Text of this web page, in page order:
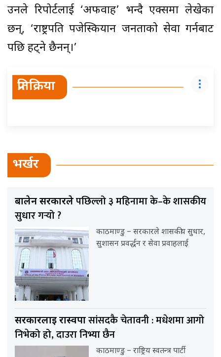
उनले रिपोर्टलाई ‘अफवाह’ भन्दै एक्समा लेखेका
छन्, ‘राष्ट्रपति पजेस्कियान जनताको सेवा गर्नबाट
पछि हट्ने छैनन्।’
प्रतिक्रिया
भर्खर
बालेन सरकारलेपछिल्लो ३ महिनामा के–के शासकीय
सुधार गर्‍यो ?
काठमाण्डु – सरकारले शासकीय सुधार,
सुशासन प्रवर्द्धन र सेवा प्रवाहलाई
सरकारलाई रास्वपासांसदकै चेतावनी : मधेशमा आगो
निभेको हो, दाउरा निभ्या छैन
काठमाण्डु – राष्ट्रिय स्वतन्त्र पार्टी